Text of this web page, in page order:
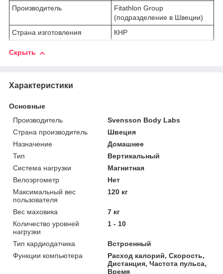
Производитель
Fitathlon Group
(подразделение в Швеции)
Страна изготовления
КНР
Скрыть
Характеристики
Основные
Производитель
Svensson Body Labs
Страна производитель
Швеция
Назначение
Домашнее
Тип
Вертикальный
Система нагрузки
Магнитная
Велоэргометр
Нет
Максимальный вес
пользователя
120 кг
Вес маховика
7 кг
Количество уровней
нагрузки
1 - 10
Тип кардиодатчика
Встроенный
Функции компьютера
Расход калорий, Скорость,
Дистанция, Частота пульса,
Время